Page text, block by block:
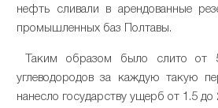
нефть сливали в арендованные
промышленных баз Полтавы.
Таким образом было слито от
углеводородов за каждую такую
нанесло государству ущерб от 1.5 до